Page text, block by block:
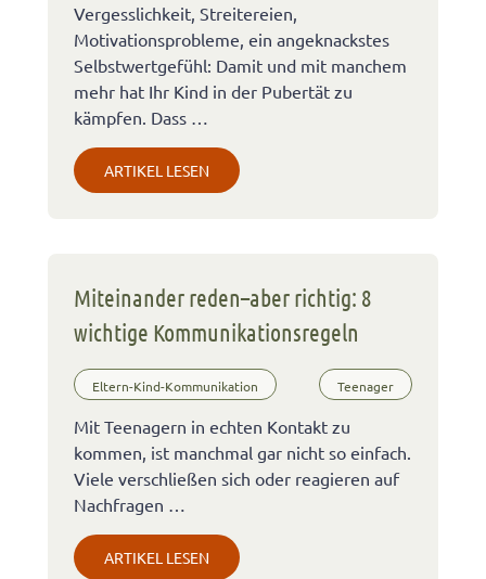
Vergesslichkeit, Streitereien,
Motivationsprobleme, ein angeknackstes
Selbstwertgefühl: Damit und mit manchem
mehr hat Ihr Kind in der Pubertät zu
kämpfen. Dass …
ARTIKEL LESEN
Miteinander reden–aber richtig: 8
wichtige Kommunikationsregeln
Eltern-Kind-Kommunikation Teenager
Mit Teenagern in echten Kontakt zu
kommen, ist manchmal gar nicht so einfach.
Viele verschließen sich oder reagieren auf
Nachfragen …
ARTIKEL LESEN